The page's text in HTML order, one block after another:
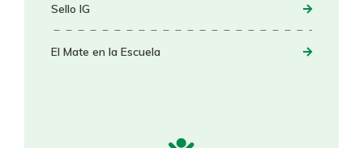
Sello IG
El Mate en la Escuela